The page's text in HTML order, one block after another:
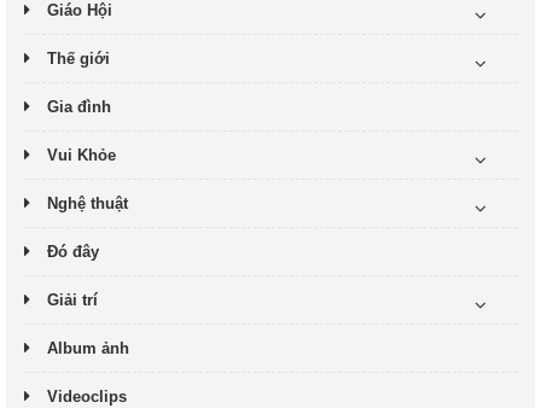
Giáo Hội
Thế giới
Gia đình
Vui Khỏe
Nghệ thuật
Đó đây
Giải trí
Album ảnh
Videoclips